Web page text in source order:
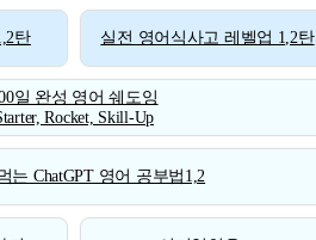
탄 실전 영어식사고 레벨업 1,2탄
일 완성 영어 쉐도잉
Rocket, Skill-Up
는 ChatGPT 영어 공부법1,2